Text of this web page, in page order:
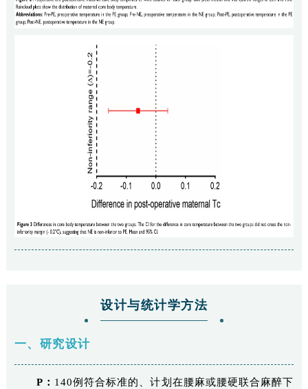
设计与统计学方法
一、研究设计
P： 140例符合标准的、计划在腰麻或腰硬联合麻醉下